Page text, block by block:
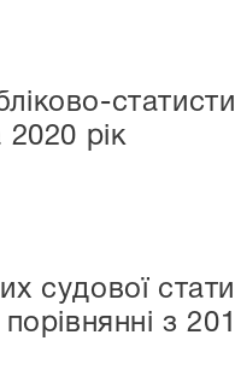
2020 рік
судової
порівнянні з